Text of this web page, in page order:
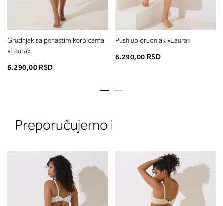
Grudnjak sa penastim korpicama
»Laura«
6.290,00 RSD
Push up grudnjak »Laura«
6.290,00 RSD
Preporučujemo i